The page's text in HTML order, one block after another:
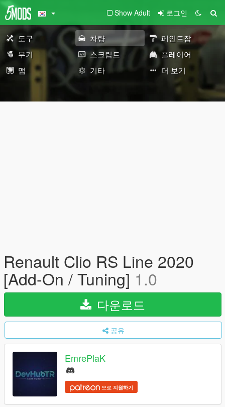
Show Adult 로그인
도구 차량
페인트잡
무기
스크립트
플레이어
맵
기타 더 보기
Renault Clio RS Line 2020
[Add-On / Tuning] 1.0
다운로드
공유
EmrePlaK
으로 지원하기